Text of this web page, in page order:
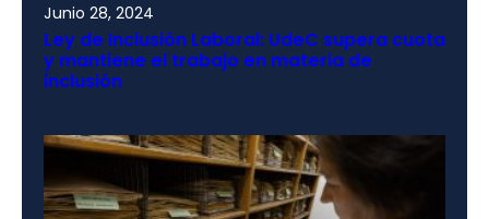
Junio 28, 2024
Ley de Inclusión Laboral: UdeC supera cuota
y mantiene el trabajo en materia de
inclusión